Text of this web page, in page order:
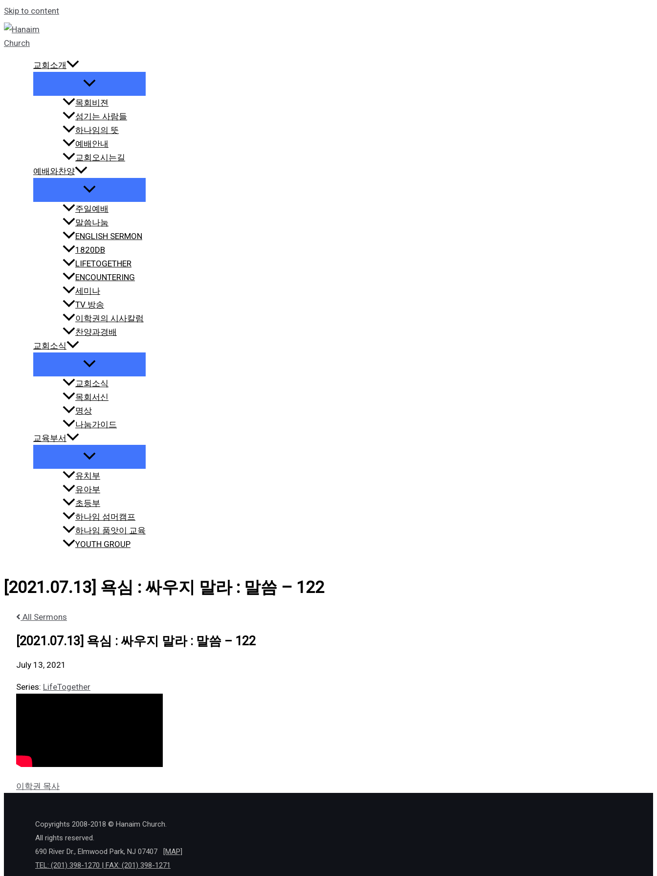
Skip to content
교회소개
목회비젼
섬기는 사람들
하나임의 뜻
예배안내
교회오시는길
예배와찬양
주일예배
말씀나눔
ENGLISH SERMON
1820DB
LIFETOGETHER
ENCOUNTERING
세미나
TV 방송
이학권의 시사칼럼
찬양과경배
교회소식
교회소식
목회서신
명상
나눔가이드
교육부서
유치부
유아부
초등부
하나임 섬머캠프
하나임 품앗이 교육
YOUTH GROUP
[2021.07.13] 욕심 : 싸우지 말라 : 말씀 – 122
All Sermons
[2021.07.13] 욕심 : 싸우지 말라 : 말씀 – 122
July 13, 2021
Series: LifeTogether
이학권 목사
Copyrights 2008-2018 © Hanaim Church.
All rights reserved.
690 River Dr., Elmwood Park, NJ 07407
[MAP]
TEL: (201) 398-1270 | FAX: (201) 398-1271